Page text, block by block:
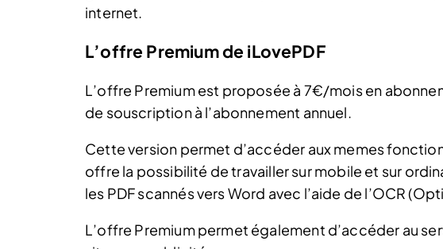
internet.
L’offre Premium de iLovePDF
L’offre Premium est proposée à 7€/mois en
de souscription à l’abonnement annuel.
Cette version permet d’accéder aux memes
offre la possibilité de travailler sur mobile et sur
les PDF scannés vers Word avec l’aide de l’OCR
L’offre Premium permet également d’accéder au